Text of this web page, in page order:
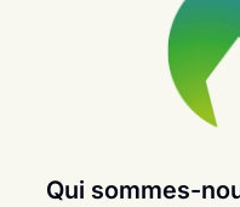
Qui sommes-